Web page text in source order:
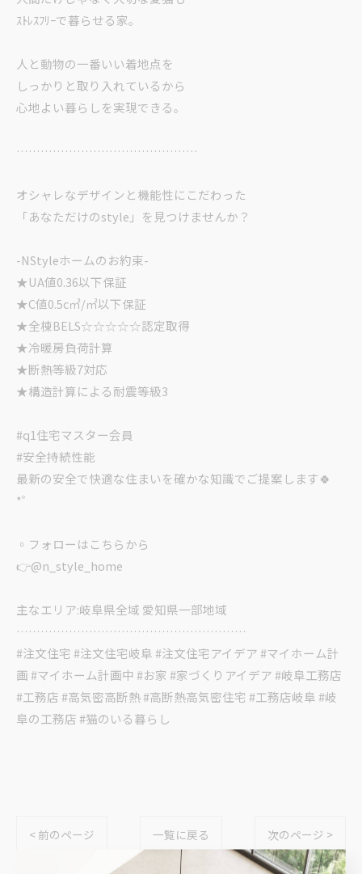
ｽﾄﾚｽﾌﾘｰで暮らせる家｡
人と動物の一番いい着地点を
しっかりと取り入れているから
心地よい暮らしを実現できる｡
………………………………………
オシャレなデザインと機能性にこだわった
「あなただけのstyle」を見つけませんか？
-NStyleホームのお約束-
★UA値0.36以下保証
★C値0.5c㎡/㎡以下保証
★全棟BELS☆☆☆☆☆認定取得
★冷暖房負荷計算
★断熱等級7対応
★構造計算による耐震等級3
#q1住宅マスター会員
#安全持続性能
最新の安全で快適な住まいを確かな知識でご提案します🍀
*゜
▫︎フォローはこちらから
👉@n_style_home
主なエリア:岐阜県全域 愛知県一部地域
…………………………………………………
#注文住宅 #注文住宅岐阜 #注文住宅アイデア #マイホーム計
画 #マイホーム計画中 #お家 #家づくりアイデア #岐阜工務店
#工務店 #高気密高断熱 #高断熱高気密住宅 #工務店岐阜 #岐
阜の工務店 #猫のいる暮らし
< 前のページ 一覧に戻る 次のページ >